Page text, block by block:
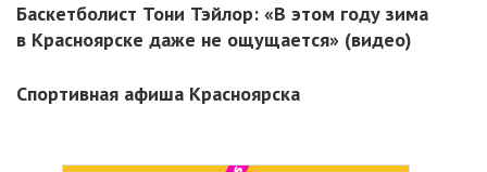
Баскетболист Тони Тэйлор: «В этом году зима
в Красноярске даже не ощущается» (видео)
Спортивная афиша Красноярска